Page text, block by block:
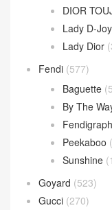
DIOR
Lady D-Joy
Lady Dior
Fendi (577)
Baguette
By The
Peekaboo
Sunshine
Goyard (523)
Gucci (270)